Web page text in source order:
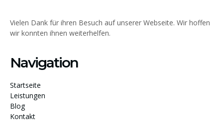
Vielen Dank für ihren Besuch auf unserer Webseite. Wir hoffen
wir konnten ihnen weiterhelfen.
Navigation
Startseite
Leistungen
Blog
Kontakt